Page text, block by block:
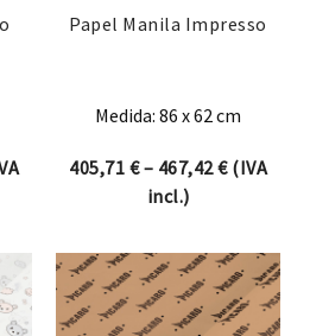
range: 422,29 € through 483,76 €
Papel Manila Impresso
Medida: 86 x 62 cm
405,71 € – 467,42€Price
(IVA
incl.)